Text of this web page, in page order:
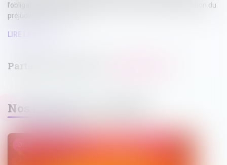
l’obligation de délivrance perdure. En revanche, l’indemnisation du
préjudice subi en raison ...
LIRE LA SUITE
Nos dernières actualités
Droit de la famille, des personnes et de leur patrimoine